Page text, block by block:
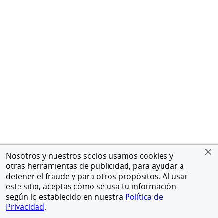
Nosotros y nuestros socios usamos cookies y
otras herramientas de publicidad, para ayudar a
detener el fraude y para otros propósitos. Al usar
este sitio, aceptas cómo se usa tu información
según lo establecido en nuestra Política de
Privacidad.